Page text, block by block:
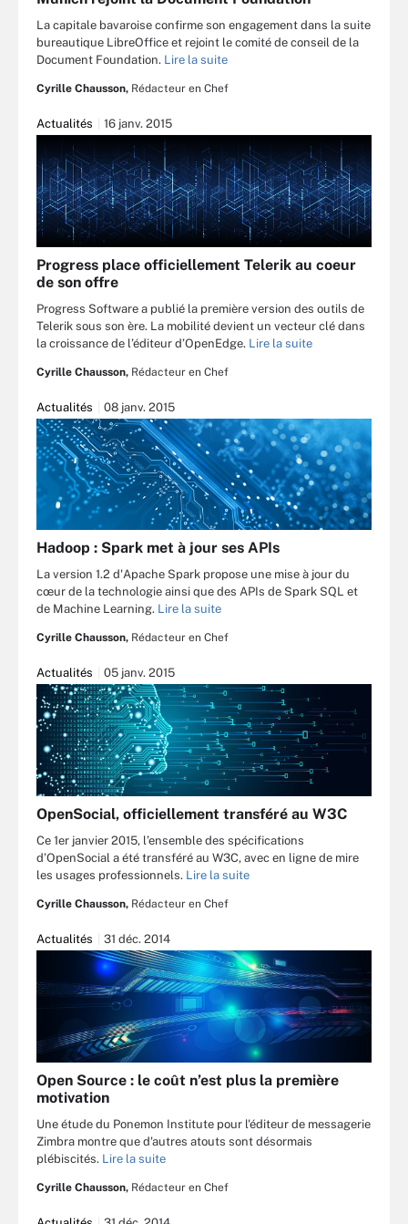
La capitale bavaroise confirme son engagement dans la suite
bureautique LibreOffice et rejoint le comité de conseil de la
Document Foundation. Lire la suite
Cyrille Chausson, Rédacteur en Chef
Actualités 16 janv. 2015
Progress place officiellement Telerik au coeur
de son offre
Progress Software a publié la première version des outils de
Telerik sous son ère. La mobilité devient un vecteur clé dans
la croissance de l’éditeur d’OpenEdge. Lire la suite
Cyrille Chausson, Rédacteur en Chef
Actualités 08 janv. 2015
Hadoop : Spark met à jour ses APIs
La version 1.2 d'Apache Spark propose une mise à jour du
cœur de la technologie ainsi que des APIs de Spark SQL et
de Machine Learning. Lire la suite
Cyrille Chausson, Rédacteur en Chef
Actualités 05 janv. 2015
OpenSocial, officiellement transféré au W3C
Ce 1er janvier 2015, l’ensemble des spécifications
d’OpenSocial a été transféré au W3C, avec en ligne de mire
les usages professionnels. Lire la suite
Cyrille Chausson, Rédacteur en Chef
Actualités 31 déc. 2014
Open Source : le coût n’est plus la première
motivation
Une étude du Ponemon Institute pour l'éditeur de messagerie
Zimbra montre que d'autres atouts sont désormais
plébiscités. Lire la suite
Cyrille Chausson, Rédacteur en Chef